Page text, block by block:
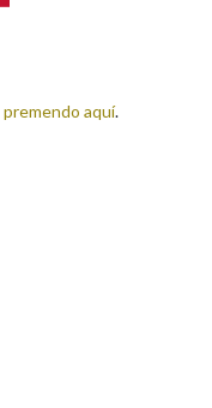
premendo aquí.